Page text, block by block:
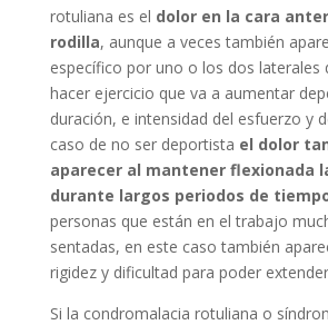
rotuliana es el dolor en la cara
rodilla, aunque a veces también
específico por uno o los dos laterales
hacer ejercicio que va a aumentar
duración, e intensidad del esfuerzo y
caso de no ser deportista el dolor
aparecer al mantener flexionada
durante largos periodos de
personas que están en el trabajo
sentadas, en este caso también
rigidez y dificultad para poder
Si la condromalacia rotuliana o